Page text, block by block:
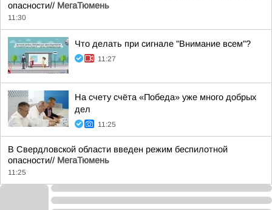
опасности// МегаТюмень
11:30
Что делать при сигнале "Внимание всем"?
11:27
На счету счёта «Победа» уже много добрых
дел
11:25
В Свердловской области введен режим беспилотной
опасности// МегаТюмень
11:25